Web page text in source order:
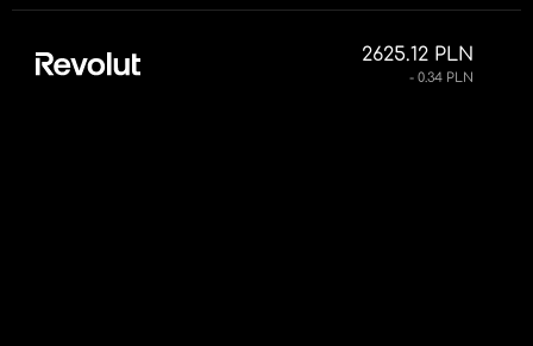
2625.12 PLN
- 0.34 PLN